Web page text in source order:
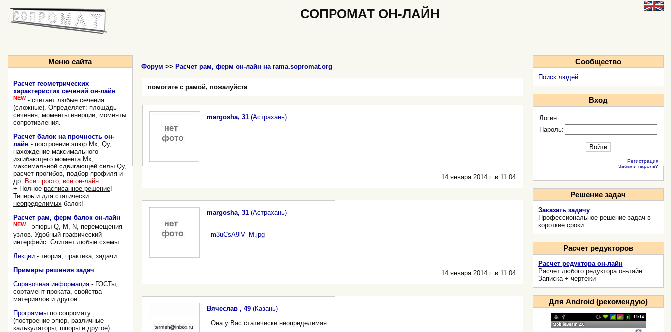
СОПРОМАТ ОН-ЛАЙН
Меню сайта
Расчет геометрических
характеристик сечений он-лайн
NEW- считает любые сечения
(сложные). Определяет: площадь
сечения, моменты инерции, моменты
сопротивления.
Расчет балок на прочность он-
лайн - построение эпюр Mx, Qy,
нахождение максимального
изгибающего момента Mx,
максимальной сдвигающей силы Qy,
расчет прогибов, подбор профиля и
др. Все просто, все он-лайн.
+ Полное расписанное решение!
Теперь и для статически
неопределимых балок!
Расчет рам, ферм балок он-лайн
NEW- эпюры Q, M, N, перемещения
узлов. Удобный графический
интерфейс. Считает любые схемы.
Лекции- теория, практика, задачи...
Примеры решения задач
Справочная информация- ГОСТы,
сортамент проката, свойства
материалов и другое.
Программыпо сопромату
(построение эпюр, различные
калькуляторы, шпоры и другое).
Форум >> Расчет рам, ферм он-лайн на rama.sopromat.org
помогите с рамой, пожалуйста
margosha, 31(Астрахань)
14 января 2014 г. в 11:04
margosha, 31(Астрахань)
m3uCsA9lV_M.jpg
14 января 2014 г. в 11:04
Вячеслав , 49(Казань)
Она у Вас статически неопределимая.
Сообщество
Поиск людей
Вход
Логин:
Пароль:
Регистрация
Забыли пароль?
Решение задач
Заказать задачу
Профессиональное решение задач в
короткие сроки.
Расчет редукторов
Расчет редуктора он-лайн
Расчет любого редуктора он-лайн.
Записка + чертежи
Для Android (рекомендую)